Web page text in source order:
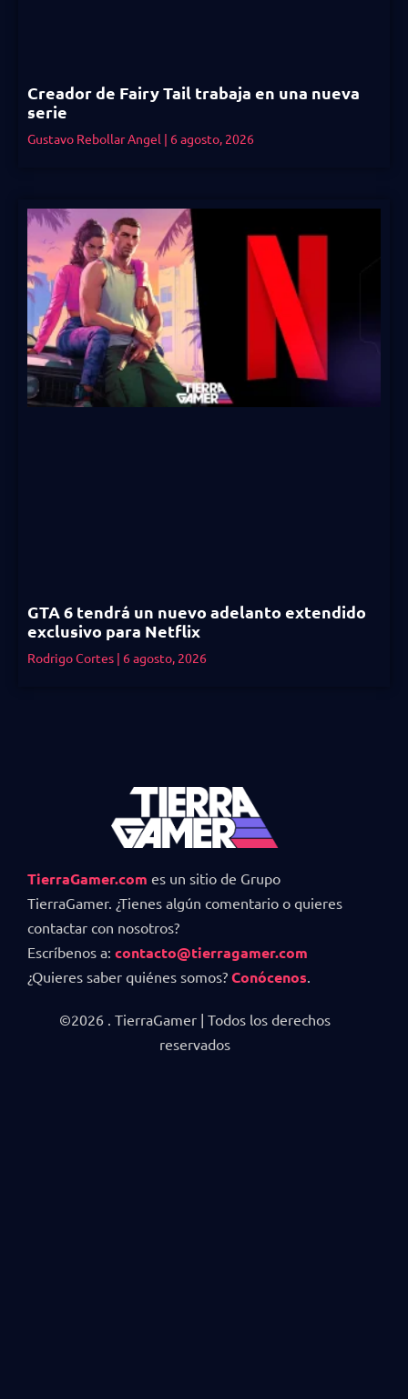
Creador de Fairy Tail trabaja en una nueva
serie
Gustavo Rebollar Angel 6 agosto, 2026
GTA 6 tendrá un nuevo adelanto extendido
exclusivo para Netflix
Rodrigo Cortes 6 agosto, 2026
TierraGamer.com es un sitio de Grupo
TierraGamer. ¿Tienes algún comentario o quieres
contactar con nosotros?
Escríbenos a: contacto@tierragamer.com
¿Quieres saber quiénes somos? Conócenos.
©2026 . TierraGamer | Todos los derechos
reservados